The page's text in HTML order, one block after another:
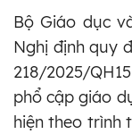
Bộ Giáo dục
Nghị định quy
218/2025/
phổ cập giáo
hiện theo trình